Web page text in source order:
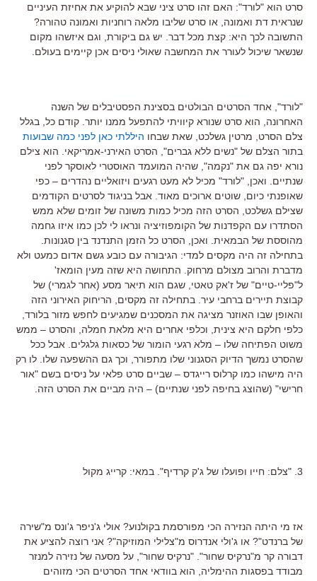
סרט הוא "לורד": האם זהו סרט ציני שבא להוקיע את אחיזת העיניים
שנראית דת ואמונה, או סרט שליבו מלאה רוחניות ואמונה טהורה?
התשובה לכך היא: קצת מכל דבר. יש גם ביקורת, וגם איזשהו מקום
שנשאר שיכול לעורר את המחשבה שאולי ניסים אכן קיימים בעולם.
"לורד", אחד הסרטים הבולטים בסצינת הפסטיבלים של השנה
האחרונה, הוא סרט שנורא קיוויתי להתפעל ממנו יותר. קודם כל, בגלל
צלם הסרט, מרטין גשלכט, שאת שבחו היללתי כאן לפני כמה שבועות
בתור הצלם של "נשים ללא גברים", הסרט האירני-אמריקאי. הוא צילם
נורא יפה גם את "נקמה", שהיה המועמד האוסטרי לאוסקר לפני
שנתיים. ואכן, "לורד" מכיל לא מעט רגעים ויזואליים נהדרים – כפי
שאופנתי כיום, שוטים ארוכים מאוד. אבל בניגוד לסרטים הקודמים
שצילם גשלכט, הסרט הזה מכיל כמות משונה של זומים שלא ממש
הסתדרו עם הקפדנות של הקומפוזיציה ונראו לי לכן כמו איזו גחמה
מהוססת של הבמאית. ואכן, הסרט כל הזמן התנדנד בין סגנונות.
בתחילה זה היה מקסים למדי: הגיבורה עם כובע גשם אדום כמעט ולא
מדברת והרוב מצולם מרחוק. התחושה היא שזה מעין הומאז'
ל"פליי-טיים" של ז'אק טאטי, שגם הוא תיאר מסע (אחר לגמרי) של
קבוצת תיירים ברחבי עיר. בתחילה זה מקסים, הריחוק האירוני הזה
והאופן שבו האוזנר מציגה את המסכנים שמגיעים לחפש מזור בלורד,
כלפי חלקם היא צינית, וכלפי אחרים היא מלאת חמלה, והסרט – ממש
משוט הפתיחה שלו – מלא רגעי הומור של כסאות גלגלים. אבל ככל
שהסרט נמשך הדיוק הסגנוני שלו מתפורר, וכך גם ההשפעה שלו. לו רק
היה מישהו כמו קרלוס רייגדס – שביים סרט פלאי על ניסים בשם "אור
חרישי" (שהוצג בחיפה לפני שנתיים) – היה מביים את הסרט הזה.
3. "צלם: חייו ופועלו של ג'ק קרדיף". במאי: קרייג מקול
אז מי היתה הנזירה הכי מפורסמת בקולנוע? אולי ג'ניפר ג'ונס מ"שירה
של ברנדט"? או ג'ולי אנדרוס מ"צלילי המוזיקה"? אני רוצה להציע את
דבורה קר מ"נרקיס שחור". "נרקיס שחור", על מסעה של נזירה למנזר
מבודד בפסגות ההימליה, הוא בוודאי אחד הסרטים הכי מזוהים